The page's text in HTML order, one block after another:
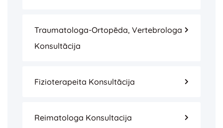
Traumatologa-Ortopēda, Vertebrologa
Konsultācija
Fizioterapeita Konsultācija
Reimatologa Konsultacija